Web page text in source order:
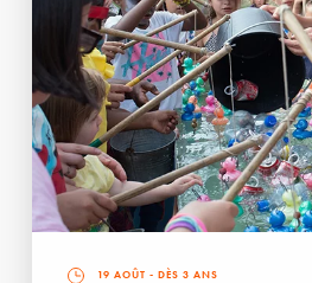
19 AOÛT - DÈS 3 ANS